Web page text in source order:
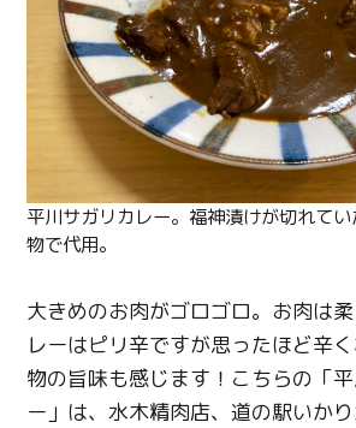
平川サガリカレー。福神漬けが切れて
物で代用。
大きめのお肉がゴロゴロ。お肉は
レーはピリ辛ですが思ったほど辛
物の旨味も感じます！こちらの「
ー」は、水木精肉店、道の駅いか